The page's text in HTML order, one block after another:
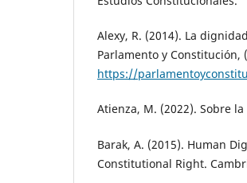
Alexy, R. (2014). La
Parlamento y Constitución,
https://
Atienza, M. (2022). Sobre
Barak, A. (2015). Human
Constitutional Right.